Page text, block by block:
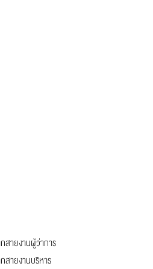
สายงานผู้ว่าการ
สายงานบริหาร